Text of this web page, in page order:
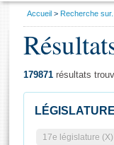
Général
Vous
Accueil Recherche sur...
179871 résultats
LÉGISLATURE
17e législature (X)